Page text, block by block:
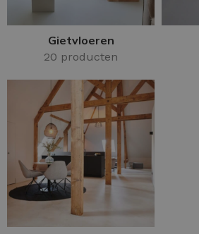
Gietvloeren
20 producten